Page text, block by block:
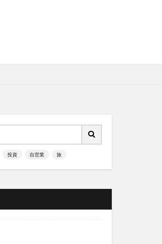
投資 自営業 旅